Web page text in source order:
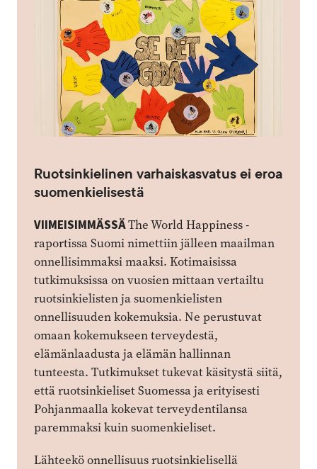
Ruotsinkielinen varhaiskasvatus ei eroa
suomenkielisestä
VIIMEISIMMÄSSÄThe World Happiness -
raportissa Suomi nimettiin jälleen maailman
onnellisimmaksi maaksi. Kotimaisissa
tutkimuksissa on vuosien mittaan vertailtu
ruotsinkielisten ja suomenkielisten
onnellisuuden kokemuksia. Ne perustuvat
omaan kokemukseen terveydestä,
elämänlaadusta ja elämän hallinnan
tunteesta. Tutkimukset tukevat käsitystä siitä,
että ruotsinkieliset Suomessa ja erityisesti
Pohjanmaalla kokevat terveydentilansa
paremmaksi kuin suomenkieliset.
Lähteekö onnellisuus ruotsinkielisellä